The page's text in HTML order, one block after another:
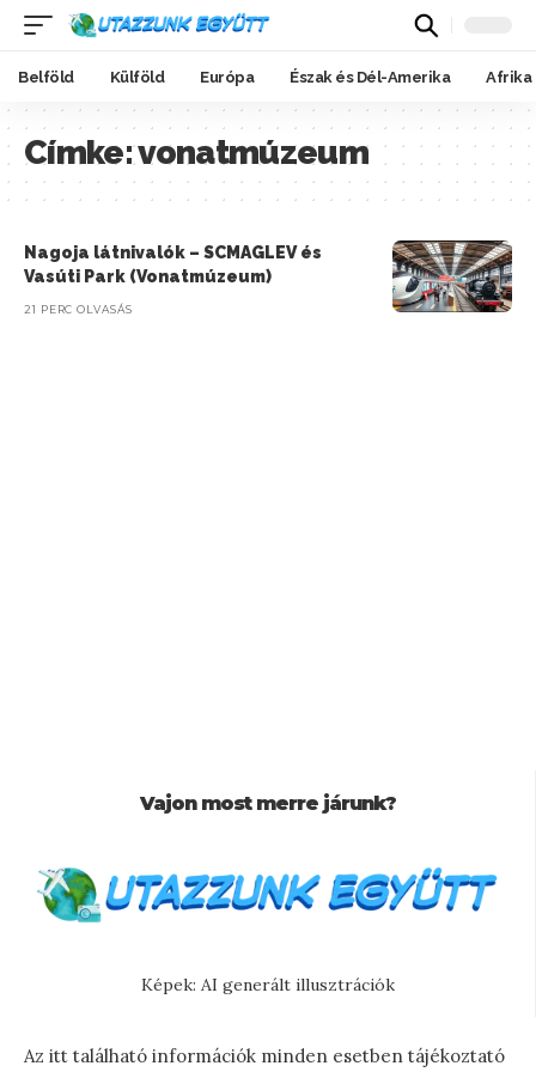
Belföld Külföld Európa Észak és Dél-Amerika Afrika
Címke:vonatmúzeum
Nagoja látnivalók – SCMAGLEV és
Vasúti Park (Vonatmúzeum)
21 PERC OLVASÁS
Vajon most merre járunk?
Képek: AI generált illusztrációk
Az itt található információk minden esetben tájékoztató